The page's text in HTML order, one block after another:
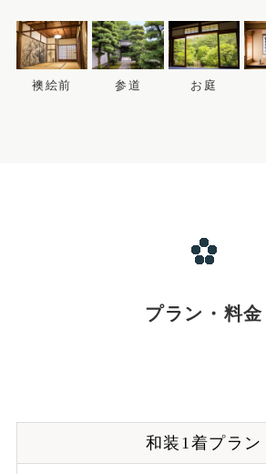
襖絵前 参道 お庭
プラン・料金
和装1着プラン